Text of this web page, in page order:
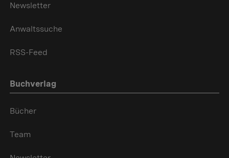
Newsletter
Anwaltssuche
RSS-Feed
Buchverlag
Bücher
Team